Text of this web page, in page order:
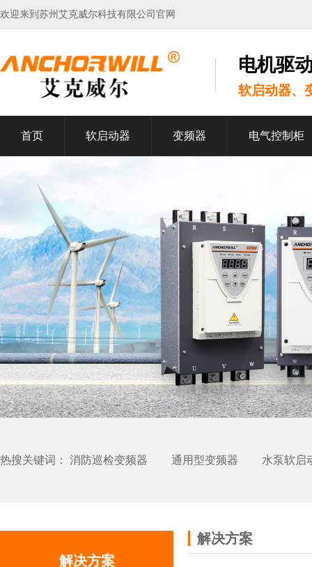
欢迎来到苏州艾克威尔科技有限公司官网
电机驱
软启动器、
首页 软启动器 变频器 电气控制柜
热搜关键词： 消防巡检变频器 通用型变频器 水泵软启
解决方案
解决方案